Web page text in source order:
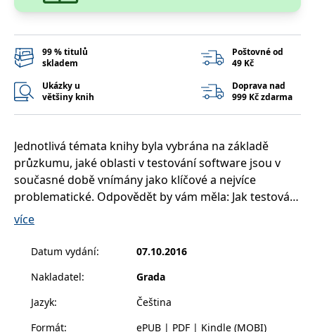
99 % titulů
skladem
Poštovné od
49 Kč
Ukázky u
většiny knih
Doprava nad
999 Kč zdarma
Jednotlivá témata knihy byla vybrána na základě
průzkumu, jaké oblasti v testování software jsou v
současné době vnímány jako klíčové a nejvíce
problematické. Odpovědět by vám měla: Jak testování
software realisticky odhadovat a plánovat? Co na
testování a mít přehled, zda jsou konkrétní testy
mohli celý proces vylepšovat? Jak zajistit co
nejstabilnější testovací prostředí a kvalitní data pro
více
Datum vydání:
07.10.2016
Nakladatel:
Grada
Jazyk:
Čeština
Formát: ePUB | PDF | Kindle (MOBI)